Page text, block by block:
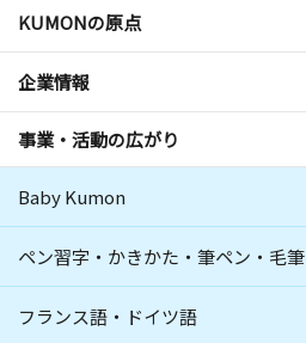
KUMONの原点
企業情報
事業・活動の広がり
Baby Kumon
ペン習字・かきかた・筆ペン・毛筆
フランス語・ドイツ語